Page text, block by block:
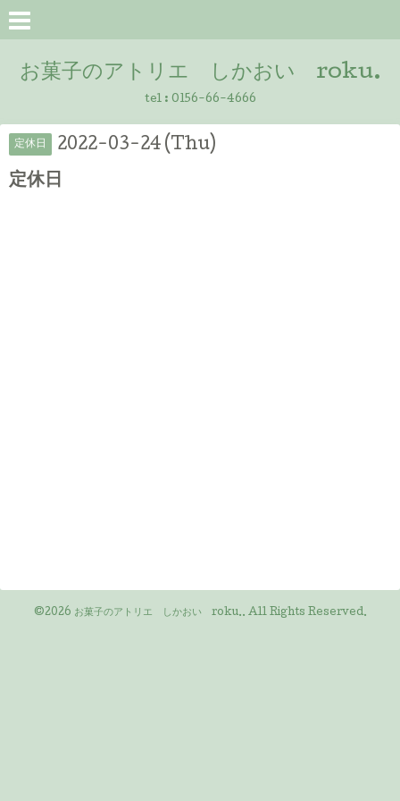
お菓子のアトリエ しかおい roku.
tel : 0156-66-4666
定休日 2022-03-24 (Thu)
定休日
©2026 お菓子のアトリエ しかおい roku.. All Rights Reserved.